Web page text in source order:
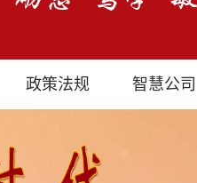
政策法规 智慧公司